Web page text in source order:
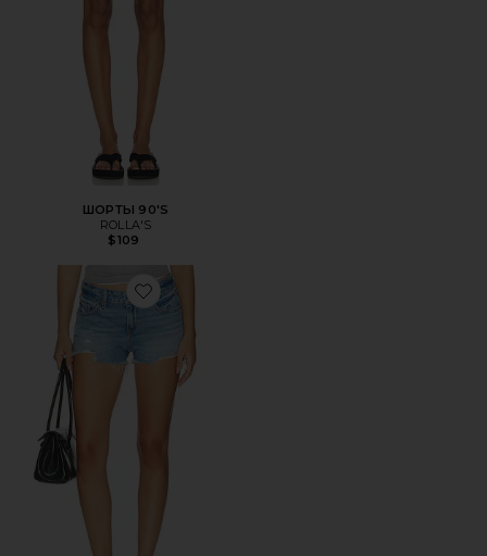
ШОРТЫ 90'S
ROLLA'S
$109
Favorite ШОРТЫ LOW